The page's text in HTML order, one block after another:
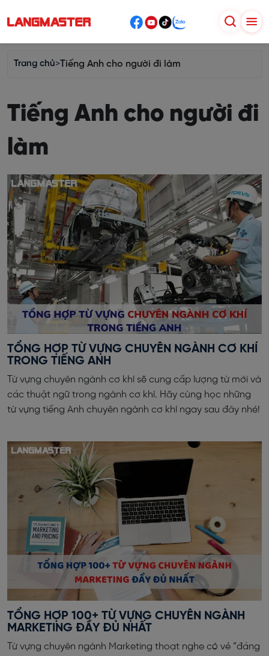
Trang chủ>Tiếng Anh cho người đi làm
Tiếng Anh cho người đi
làm
TỔNG HỢP TỪ VỰNG CHUYÊN NGÀNH CƠ KHÍ
TRONG TIẾNG ANH
Từ vựng chuyên ngành cơ khí sẽ cung cấp lượng từ mới và
các thuật ngữ trong ngành cơ khí. Hãy cùng học những
từ vựng tiếng Anh chuyên ngành cơ khí ngay sau đây nhé!
TỔNG HỢP 100+ TỪ VỰNG CHUYÊN NGÀNH
MARKETING ĐẦY ĐỦ NHẤT
Từ vựng chuyên ngành Marketing thoạt nghe có vẻ “đáng